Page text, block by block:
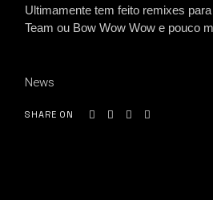
Ultimamente tem feito remixes
Team ou Bow Wow Wow e pouco
News
SHARE ON